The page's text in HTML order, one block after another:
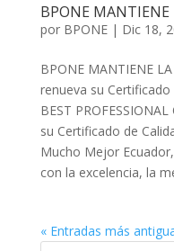
BPONE MANTIENE
por BPONE| Dic 18,
BPONE MANTIENE
renueva su Certificado
BEST
su Certificado de
Mucho Mejor
con la excelencia, la
« Entradas más